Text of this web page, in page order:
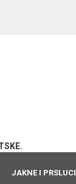
JAKNE I PRSLUCI